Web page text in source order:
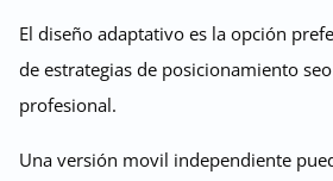
El diseño adaptativo es la opción
de estrategias de posicionamiento
profesional.
Una versión movil independiente